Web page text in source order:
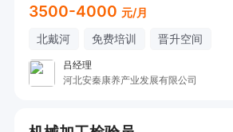
3500-4000 元/月
北戴河 免费培训 晋升空间
吕经理
河北安秦康养产业发展有限公司